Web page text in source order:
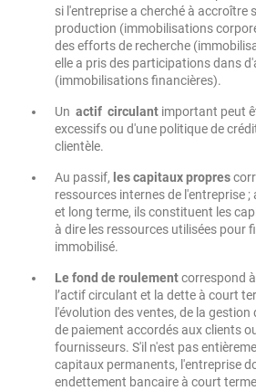
si l'entreprise a cherché à accroître
production (immobilisations
des efforts de recherche
elle a pris des participations dans
(immobilisations financières).
Un actif circulant important peut
excessifs ou d'une politique de
clientèle.
Au passif, les capitaux propres
ressources internes de l'entreprise ;
et long terme, ils constituent les
à dire les ressources utilisées pour
immobilisé.
Le fond de roulementcorrespond
l’actif circulant et la dette à court
l'évolution des ventes, de la gestion
de paiement accordés aux clients
fournisseurs. S'il n'est pas
capitaux permanents, l'entreprise
endettement bancaire à court